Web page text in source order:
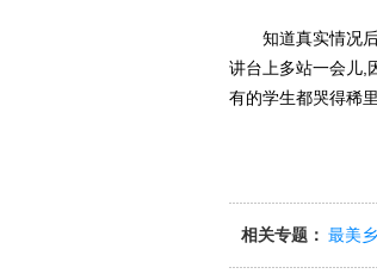
知道真实情况后,
讲台上多站一会儿,
有的学生都哭得稀里
相关专题： 最美